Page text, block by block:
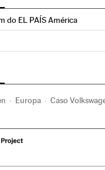
do EL PAÍS América
en Twitter
Brasil en Instagram
El País Brasil en
Europa Caso
Fabricantes automóveis